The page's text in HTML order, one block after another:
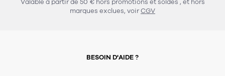
Valable à partir de 50 € hors promotions et soldes , et hors
marques exclues, voirCGV
BESOIN D'AIDE ?